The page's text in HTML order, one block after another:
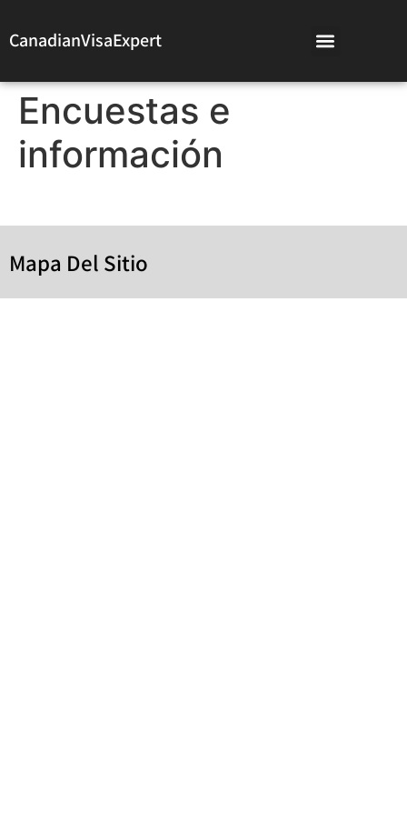
CanadianVisaExpert
Encuestas e
información
Mapa Del Sitio